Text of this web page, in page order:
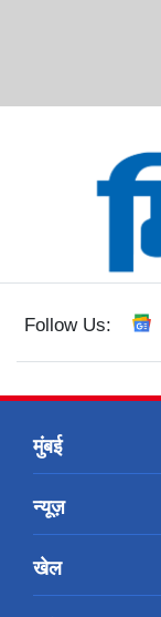
Follow Us:
मुंबई
न्यूज़
खेल